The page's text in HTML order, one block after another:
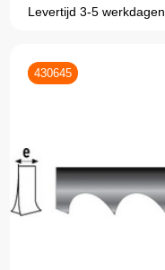
Levertijd 3-5 werkdagen
430645